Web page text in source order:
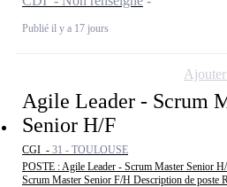
Publié il y a 17 jours
Agile Leader - Scrum
Senior H/F
CGI - 31 - TOULOUSE
POSTE : Agile Leader - Scrum Master Senior
Scrum Master Senior F/H Description de poste